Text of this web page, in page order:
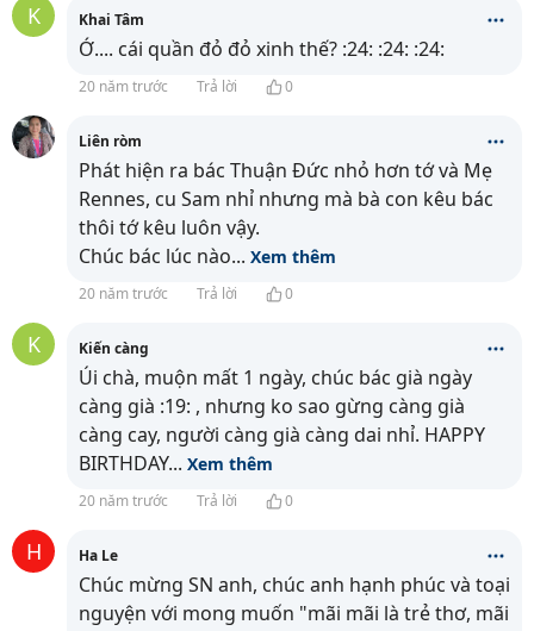
K Khai Tâm
Ớ.... cái quần đỏ đỏ xinh thế? :24: :24: :24:
20 năm trước Trả lời 0
Liên ròm
Phát hiện ra bác Thuận Đức nhỏ hơn tớ và Mẹ
Rennes, cu Sam nhỉ nhưng mà bà con kêu bác
thôi tớ kêu luôn vậy.
Chúc bác lúc nào... Xem thêm
20 năm trước Trả lời 0
K Kiến càng
Úi chà, muộn mất 1 ngày, chúc bác già ngày
càng già :19: , nhưng ko sao gừng càng già
càng cay, người càng già càng dai nhỉ. HAPPY
BIRTHDAY... Xem thêm
20 năm trước Trả lời 0
H Ha Le
Chúc mừng SN anh, chúc anh hạnh phúc và toại
nguyện với mong muốn "mãi mãi là trẻ thơ, mãi